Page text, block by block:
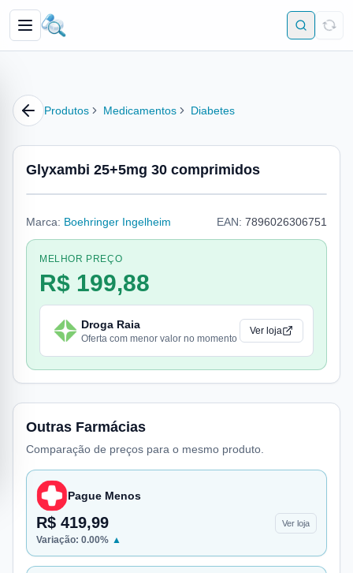
Produtos Medicamentos Diabetes
Glyxambi 25+5mg 30 comprimidos
Marca: Boehringer Ingelheim EAN: 7896026306751
MELHOR PREÇO
R$ 199,88
Droga Raia
Oferta com menor valor no momento
Ver loja
Outras Farmácias
Comparação de preços para o mesmo produto.
Pague Menos
R$ 419,99 Ver loja
Variação: 0.00% ▲